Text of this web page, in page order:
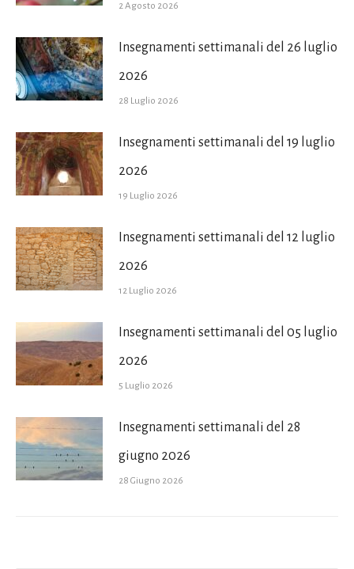
2 Agosto 2026
Insegnamenti settimanali del 26 luglio
2026
28 Luglio 2026
Insegnamenti settimanali del 19 luglio
2026
19 Luglio 2026
Insegnamenti settimanali del 12 luglio
2026
12 Luglio 2026
Insegnamenti settimanali del 05 luglio
2026
5 Luglio 2026
Insegnamenti settimanali del 28
giugno 2026
28 Giugno 2026